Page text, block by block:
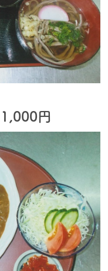
円